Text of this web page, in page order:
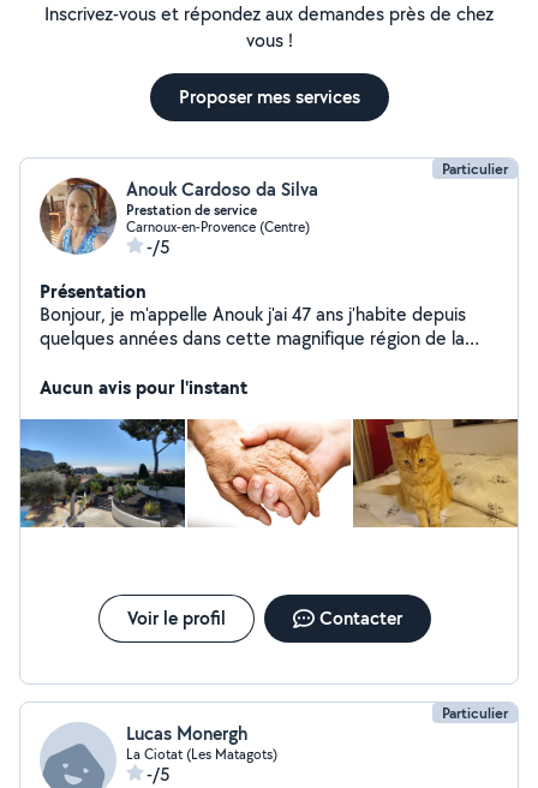
Inscrivez-vous et répondez aux demandes près de chez
vous !
Proposer mes services
Particulier
Anouk Cardoso da Silva
Prestation de service
Carnoux-en-Provence (Centre)
-/5
Présentation
Bonjour, je m'appelle Anouk j'ai 47 ans j'habite depuis
quelques années dans cette magnifique région de la
gens. Actuellement, je travaille comme auxiliaire de vie
direction. Pendant mon temps libre je m'occupe des
animaux et je garde des maisons et je m'occupe de la
location saisonnier pendant la période estivale.
Aucun avis pour l'instant
Voir le profil Contacter
Particulier
Lucas Monergh
La Ciotat (Les Matagots)
-/5